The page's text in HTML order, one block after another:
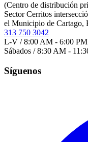
(Centro de distribución
Sector Cerritos
el Municipio de Cartago,
313 750 3042
L-V / 8:00 AM - 6:00 PM
Sábados / 8:30 AM -
Síguenos